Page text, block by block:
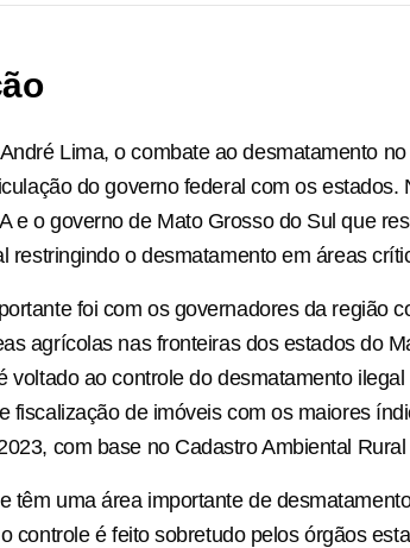
Lima, o combate ao desmatamento
do governo federal com os estados.
e o governo de Mato Grosso do Sul que
restringindo o desmatamento em áreas
foi com os governadores da região
agrícolas nas fronteiras dos estados do
voltado ao controle do desmatamento
fiscalização de imóveis com os maiores
com base no Cadastro Ambiental
têm uma área importante de
controle é feito sobretudo pelos órgãos